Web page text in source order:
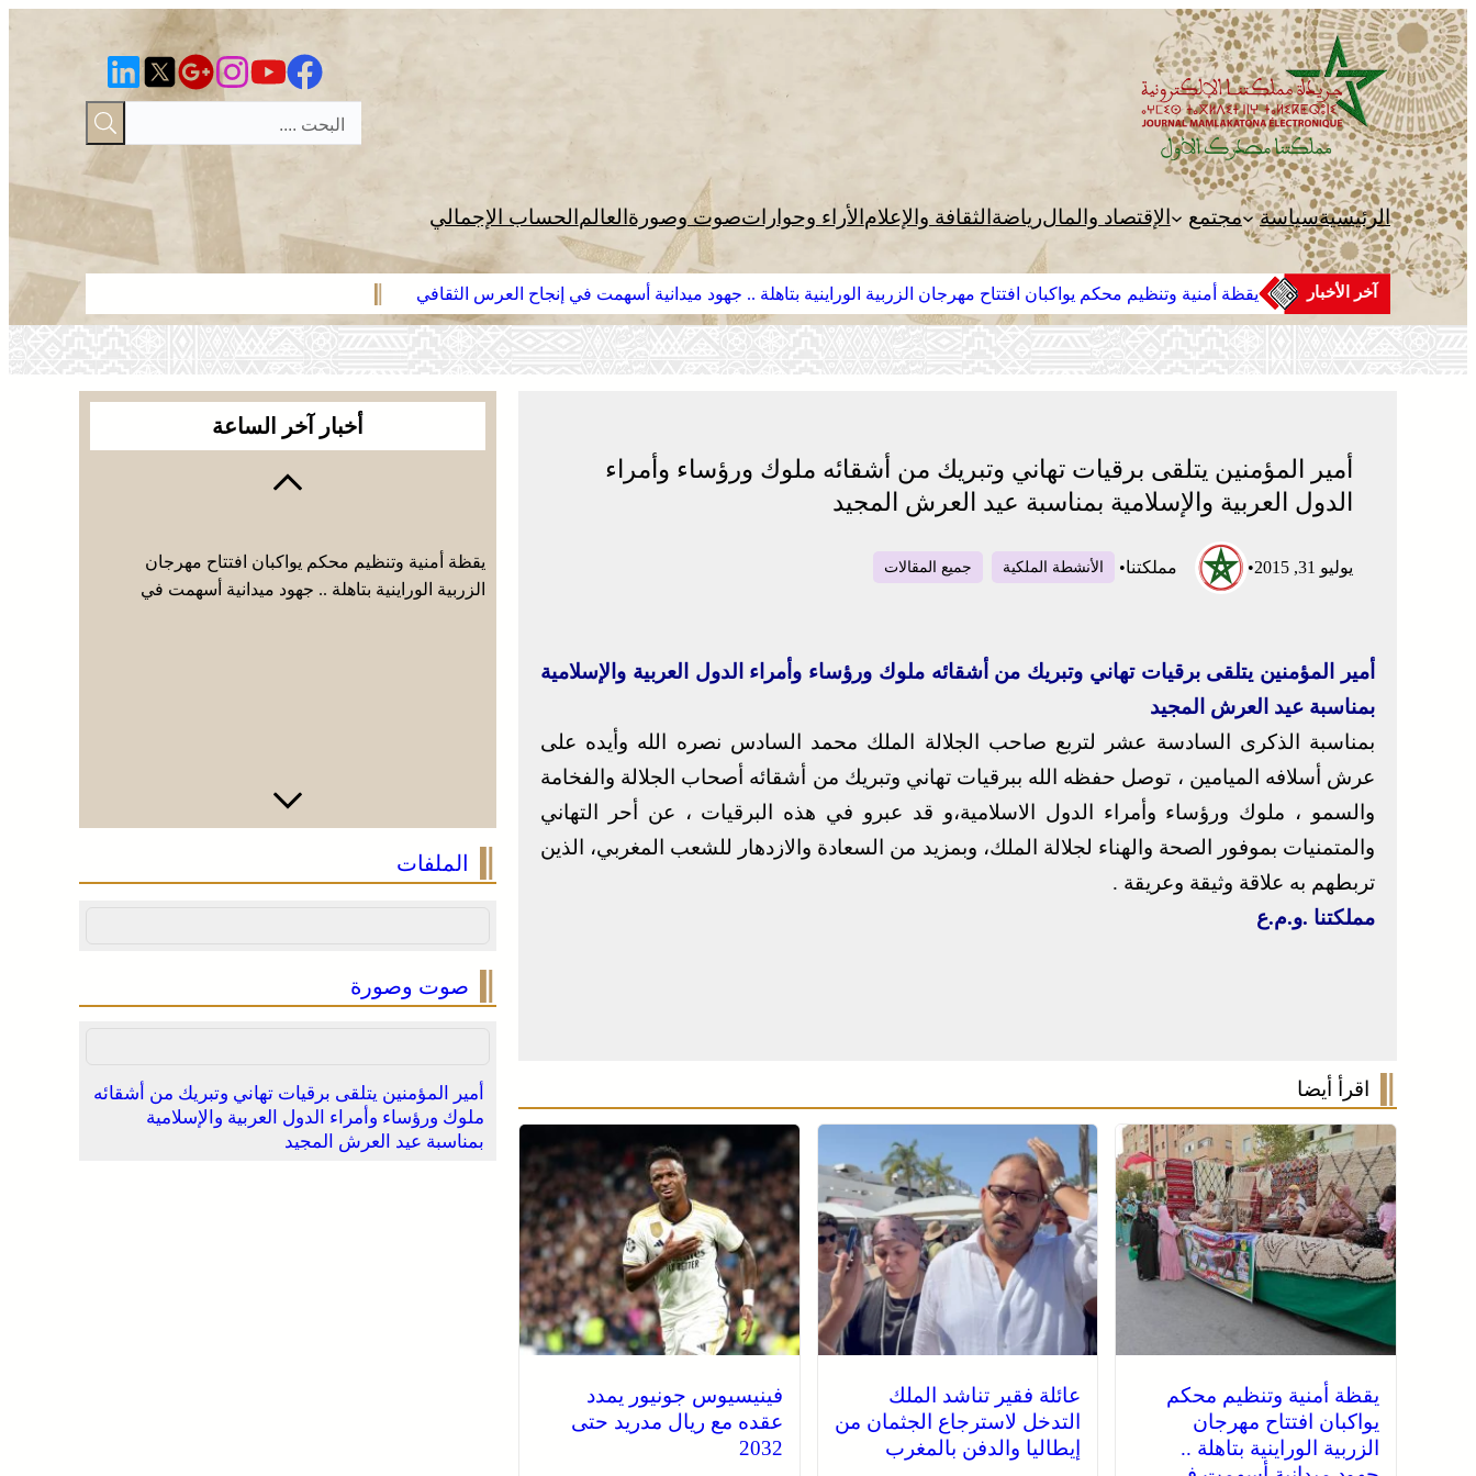
تخطى
إلى
المحتوى
الرئيسيةسياسة مجتمع الإقتصاد والمالرياضة الثقافة والإعلام الأراء وحواراتصوت وصورة العالم الحساب الإجمالي
آخر الأخبار يقظة أمنية وتنظيم محكم يواكبان افتتاح مهرجان الزربية الوراينية بتاهلة .. جهود ميدانية أسهمت في إنجاح العرس الثقافي عائلة
أمير المؤمنين يتلقى برقيات تهاني وتبريك من أشقائه ملوك ورؤساء وأمراء
الدول العربية والإسلامية بمناسبة عيد العرش المجيد
يوليو 31, 2015 • مملكتنا• الأنشطة الملكية جميع المقالات
أمير المؤمنين يتلقى برقيات تهاني وتبريك من أشقائه ملوك ورؤساء وأمراء الدول العربية والإسلامية
بمناسبة عيد العرش المجيد
بمناسبة الذكرى السادسة عشر لتربع صاحب الجلالة الملك محمد السادس نصره الله وأيده على
عرش أسلافه الميامين ، توصل حفظه الله ببرقيات تهاني وتبريك من أشقائه أصحاب الجلالة والفخامة
والسمو ، ملوك ورؤساء وأمراء الدول الاسلامية،و قد عبرو في هذه البرقيات ، عن أحر التهاني
والمتمنيات بموفور الصحة والهناء لجلالة الملك، وبمزيد من السعادة والازدهار للشعب المغربي، الذين
تربطهم به علاقة وثيقة وعريقة .
مملكتنا .و.م.ع
اقرأ أيضا
يقظة أمنية وتنظيم محكم
يواكبان افتتاح مهرجان
الزربية الوراينية بتاهلة ..
عائلة فقير تناشد الملك
التدخل لاسترجاع الجثمان من
إيطاليا والدفن بالمغرب
فينيسيوس جونيور يمدد
عقده مع ريال مدريد حتى
2032
أخبار آخر الساعة
يقظة أمنية وتنظيم محكم يواكبان افتتاح مهرجان
الزربية الوراينية بتاهلة .. جهود ميدانية أسهمت في
الملفات
صوت وصورة
أمير المؤمنين يتلقى برقيات تهاني وتبريك من أشقائه
ملوك ورؤساء وأمراء الدول العربية والإسلامية
بمناسبة عيد العرش المجيد